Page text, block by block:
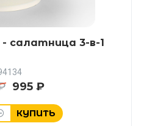
салатница 3-в-1
995 ₽
КУПИТЬ